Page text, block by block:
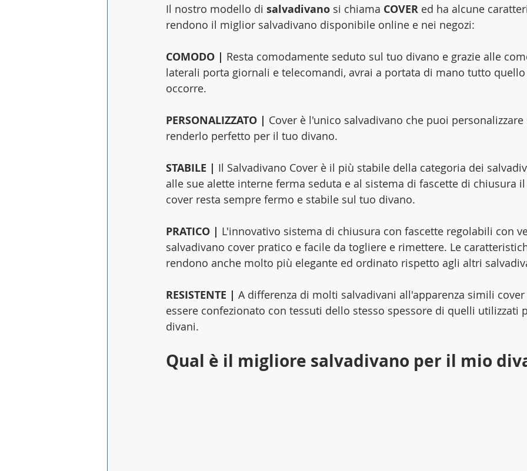
Il nostro modello di salvadivano si chiama COVER ed ha alcune
rendono il miglior salvadivano disponibile online e nei negozi:
COMODO | Resta comodamente seduto sul tuo divano e grazie alle
laterali porta giornali e telecomandi, avrai a portata di mano tutto quello
occorre.
PERSONALIZZATO | Cover è l'unico salvadivano che puoi
renderlo perfetto per il tuo divano.
STABILE | Il Salvadivano Cover è il più stabile della categoria dei
alle sue alette interne ferma seduta e al sistema di fascette di chiusura
cover resta sempre fermo e stabile sul tuo divano.
PRATICO | L'innovativo sistema di chiusura con fascette regolabili con
salvadivano cover pratico e facile da togliere e rimettere. Le
rendono anche molto più elegante ed ordinato rispetto agli altri
RESISTENTE | A differenza di molti salvadivani all'apparenza simili
essere confezionato con tessuti dello stesso spessore di quelli utilizzati
divani.
Qual è il migliore salvadivano per il mio